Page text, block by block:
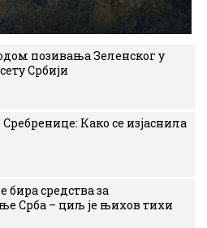
позивања Зеленског у
Србији
Сребренице: Како се изјаснила
средства за
Срба – циљ је њихов тихи